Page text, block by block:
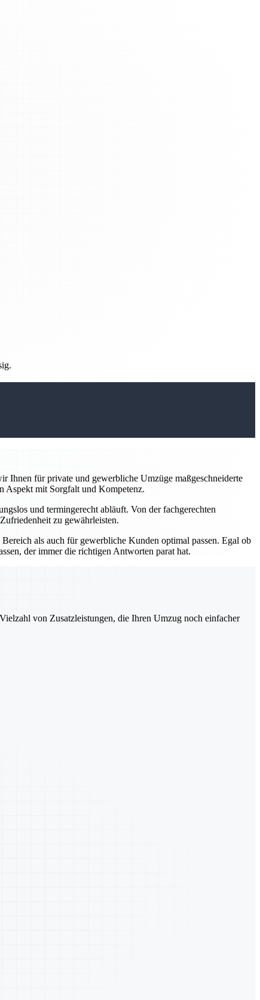
Ihnen für private und gewerbliche Umzüge maßgeschneiderte
Aspekt mit Sorgfalt und Kompetenz.
und termingerecht abläuft. Von der fachgerechten
zu gewährleisten.
als auch für gewerbliche Kunden optimal passen. Egal ob
der immer die richtigen Antworten parat hat.
von Zusatzleistungen, die Ihren Umzug noch einfacher